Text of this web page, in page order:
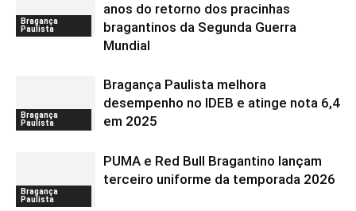
Bragança
Paulista
anos do retorno dos pracinhas
bragantinos da Segunda Guerra
Mundial
Bragança
Paulista
Bragança Paulista melhora
desempenho no IDEB e atinge nota 6,4
em 2025
Bragança
Paulista
PUMA e Red Bull Bragantino lançam
terceiro uniforme da temporada 2026